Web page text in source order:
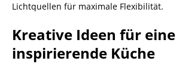
Lichtquellen für maximale Flexibilität.
Kreative Ideen für eine
inspirierende Küche